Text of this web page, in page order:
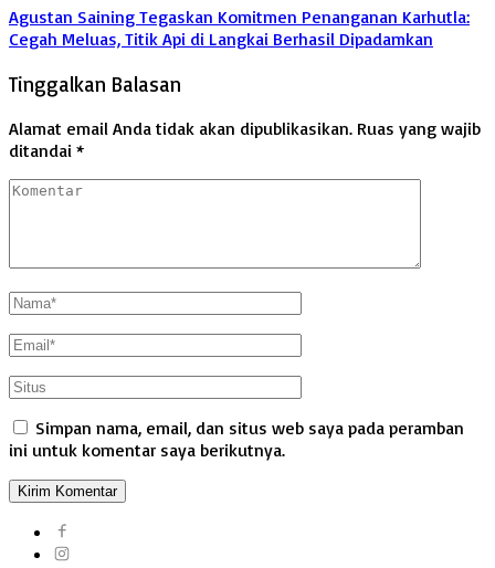
Agustan Saining Tegaskan Komitmen Penanganan Karhutla:
Cegah Meluas, Titik Api di Langkai Berhasil Dipadamkan
Tinggalkan Balasan
Alamat email Anda tidak akan dipublikasikan. Ruas yang wajib
ditandai *
Simpan nama, email, dan situs web saya pada peramban
ini untuk komentar saya berikutnya.